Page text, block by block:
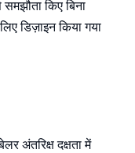
किए बिना
डिज़ाइन किया गया
अंतरिक्ष दक्षता में